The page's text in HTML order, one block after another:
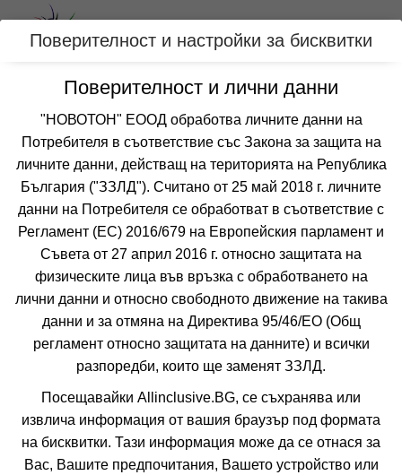
Вход
Категории
Оферти подходящи за семейства с деца
за АСПРОВАЛТА, ГЪРЦИЯ
Още курорти Филтри
 Сортирай по:
Поверителност и настройки за бисквитки
Поверителност и лични данни
"НОВОТОН" ЕООД обработва личните данни на
Потребителя в съответствие със Закона за защита на
личните данни, действащ на територията на Република
България ("ЗЗЛД"). Считано от 25 май 2018 г. личните
данни на Потребителя се обработват в съответствие с
Регламент (ЕС) 2016/679 на Европейския парламент и
Съвета от 27 април 2016 г. относно защитата на
физическите лица във връзка с обработването на
лични данни и относно свободното движение на такива
данни и за отмяна на Директива 95/46/EО (Общ
регламент относно защитата на данните) и всички
разпоредби, които ще заменят ЗЗЛД.
Посещавайки Allinclusive.BG, се съхранява или
извлича информация от вашия браузър под формата
на бисквитки. Тази информация може да се отнася за
Вас, Вашите предпочитания, Вашето устройство или